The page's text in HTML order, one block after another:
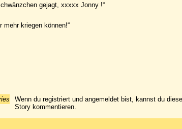
gejagt, xxxxx Jonny !“
kriegen können!“
Wenn du registriert und angemeldet bist, kannst du diese
Story kommentieren.